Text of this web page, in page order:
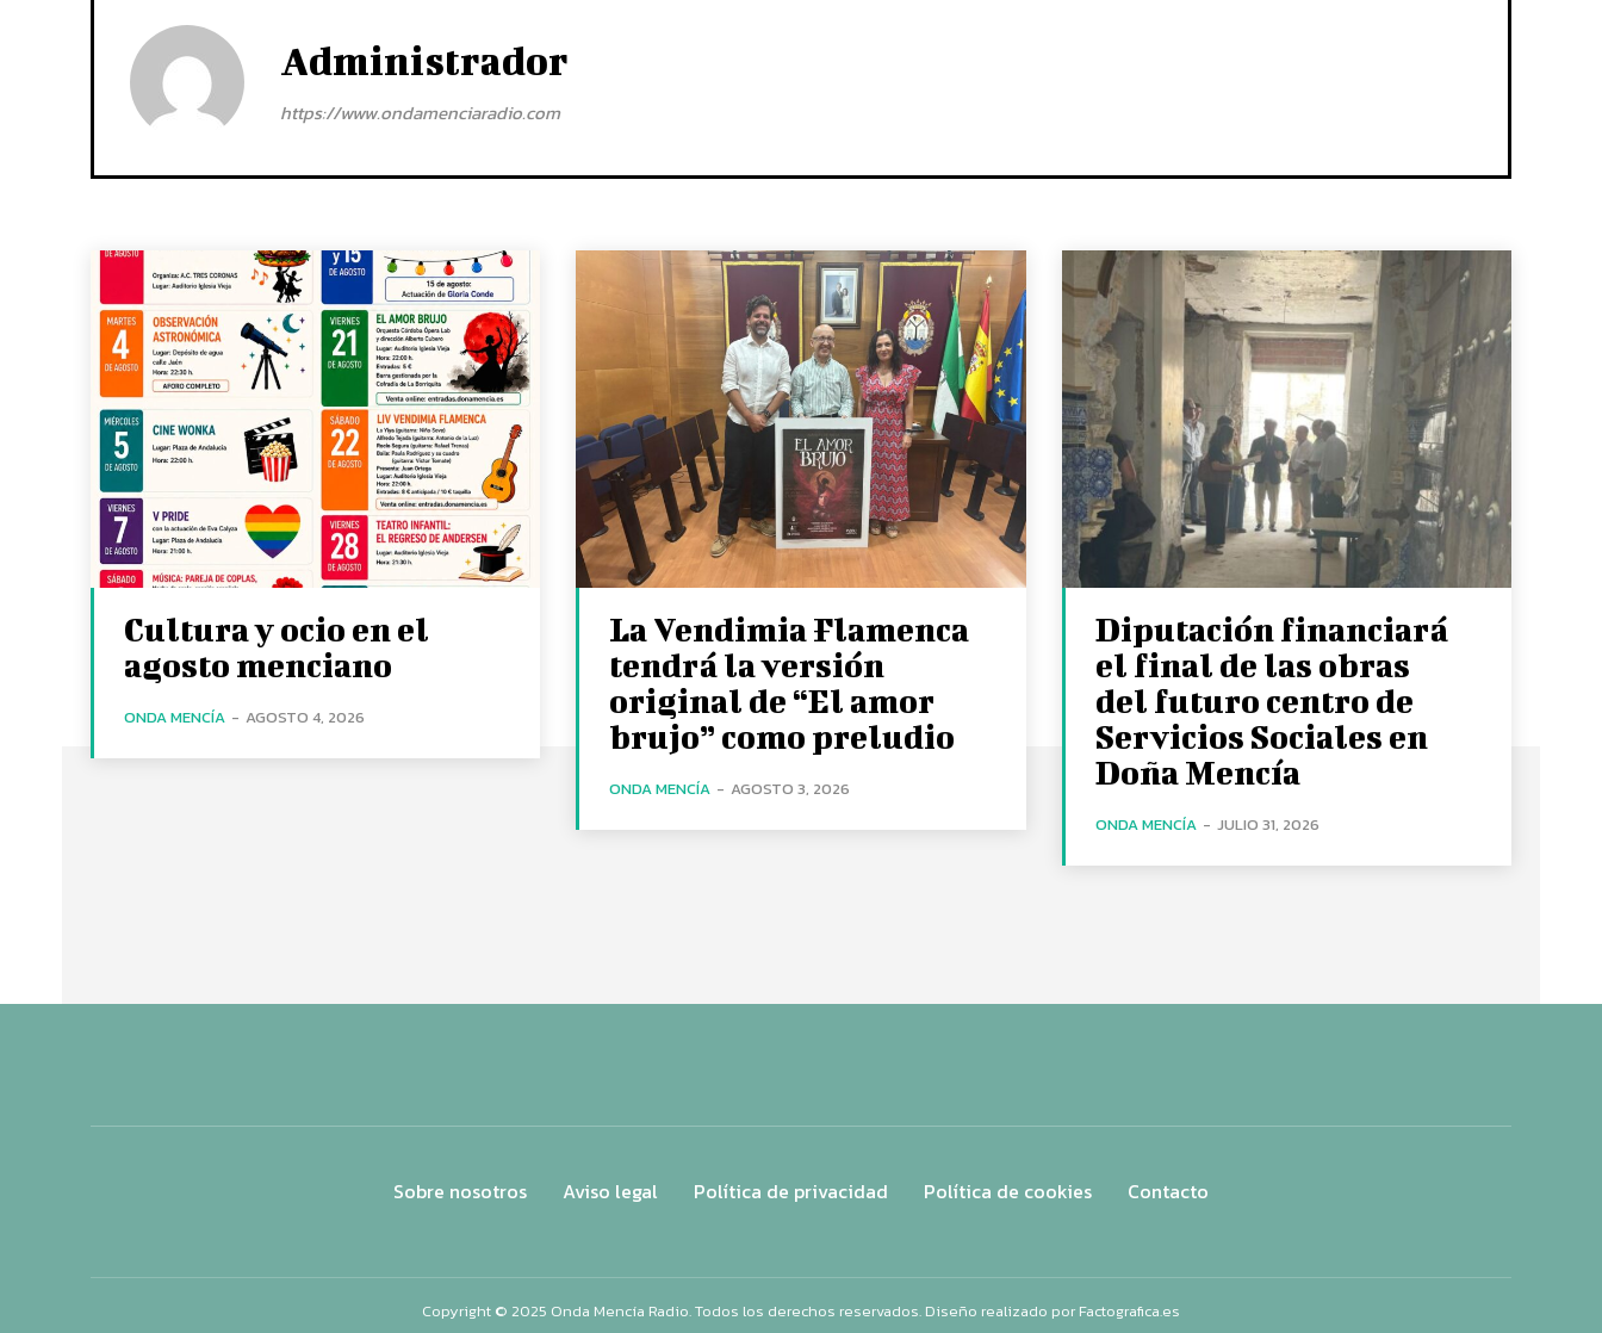
Administrador
https://www.ondamenciaradio.com
Cultura y ocio en el
agosto menciano
ONDA MENCÍA - AGOSTO 4, 2026
La Vendimia Flamenca
tendrá la versión
original de “El amor
brujo” como preludio
ONDA MENCÍA - AGOSTO 3, 2026
Diputación financiará
el final de las obras
del futuro centro de
Servicios Sociales en
Doña Mencía
ONDA MENCÍA - JULIO 31, 2026
Sobre nosotros Aviso legal Política de privacidad Política de cookies Contacto
Copyright © 2025 Onda Mencía Radio. Todos los derechos reservados. Diseño realizado por Factografica.es